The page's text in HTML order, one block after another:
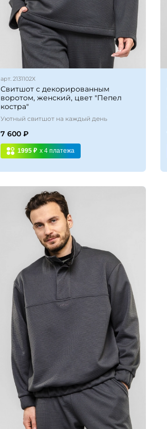
арт. 2131102Х
Свитшот с декорированным
воротом, женский, цвет "Пепел
костра"
Уютный свитшот на каждый день
7 600 ₽
1995 ₽ x 4 платежа